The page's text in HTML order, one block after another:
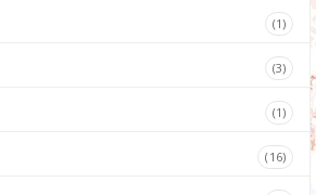
(1)
(3)
(1)
(16)